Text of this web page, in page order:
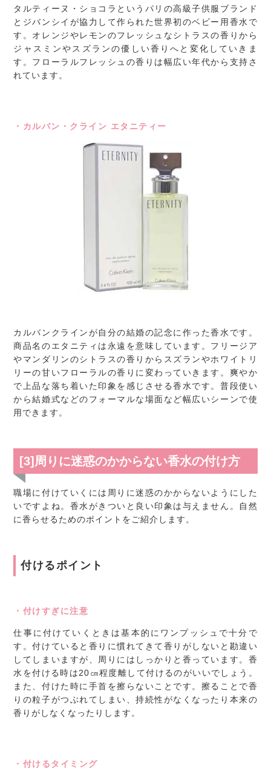
タルティーヌ・ショコラというパリの高級子供服ブランド
とジバンシイが協力して作られた世界初のベビー用香水で
す。オレンジやレモンのフレッシュなシトラスの香りから
ジャスミンやスズランの優しい香りへと変化していきま
す。フローラルフレッシュの香りは幅広い年代から支持さ
れています。
・カルバン・クライン エタニティー
カルバンクラインが自分の結婚の記念に作った香水です。
商品名のエタニティは永遠を意味しています。フリージア
やマンダリンのシトラスの香りからスズランやホワイトリ
リーの甘いフローラルの香りに変わっていきます。爽やか
で上品な落ち着いた印象を感じさせる香水です。普段使い
から結婚式などのフォーマルな場面など幅広いシーンで使
用できます。
[3]周りに迷惑のかからない香水の付け方
職場に付けていくには周りに迷惑のかからないようにした
いですよね。香水がきついと良い印象は与えません。自然
に香らせるためのポイントをご紹介します。
付けるポイント
・付けすぎに注意
仕事に付けていくときは基本的にワンプッシュで十分で
す。付けていると香りに慣れてきて香りがしないと勘違い
してしまいますが、周りにはしっかりと香っています。香
水を付ける時は20㎝程度離して付けるのがいいでしょう。
また、付けた時に手首を擦らないことです。擦ることで香
りの粒子がつぶれてしまい、持続性がなくなったり本来の
香りがしなくなったりします。
・付けるタイミング